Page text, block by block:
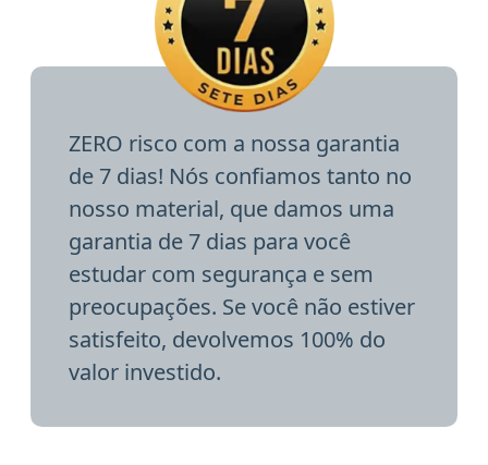
ZERO risco com a nossa garantia
de 7 dias! Nós confiamos tanto no
nosso material, que damos uma
garantia de 7 dias para você
estudar com segurança e sem
preocupações. Se você não estiver
satisfeito, devolvemos 100% do
valor investido.